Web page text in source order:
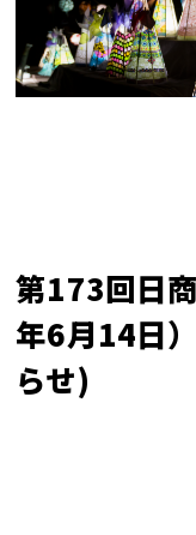
第173回日
年6月14日
らせ)